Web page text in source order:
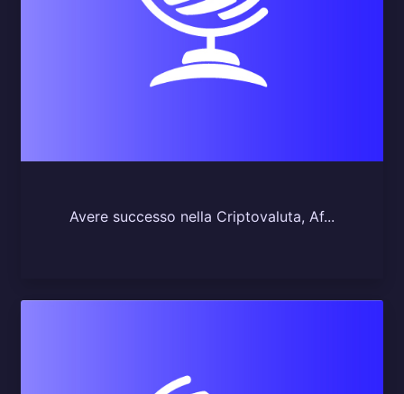
Avere successo nella Criptovaluta, Af...